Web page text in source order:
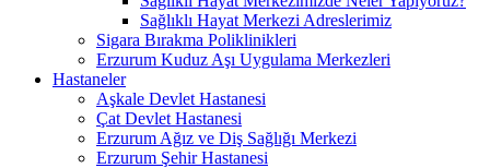
Sağlıklı Hayat Merkezi Adreslerimiz
Sigara Bırakma Poliklinikleri
Erzurum Kuduz Aşı Uygulama Merkezleri
Hastaneler
Aşkale Devlet Hastanesi
Çat Devlet Hastanesi
Erzurum Ağız ve Diş Sağlığı Merkezi
Erzurum Şehir Hastanesi